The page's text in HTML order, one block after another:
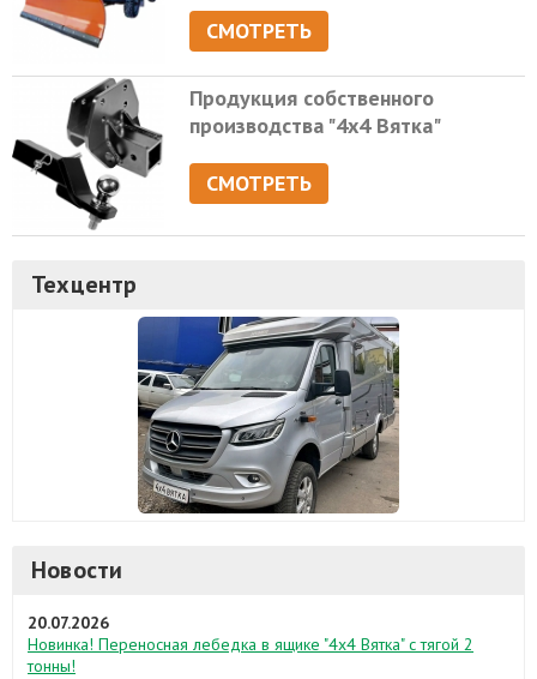
СМОТРЕТЬ
Продукция собственного
производства "4х4 Вятка"
СМОТРЕТЬ
Техцентр
Новости
20.07.2026
Новинка! Переносная лебедка в ящике "4х4 Вятка" с тягой 2
тонны!